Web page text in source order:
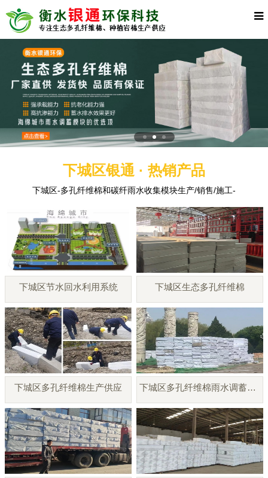
下城区银通 · 热销产品
下城区-多孔纤维棉和碳纤雨水收集模块生产/销售/施工-
下城区节水回水利用系统 下城区生态多孔纤维棉
下城区多孔纤维棉生产供应 下城区多孔纤维棉雨水调蓄模块